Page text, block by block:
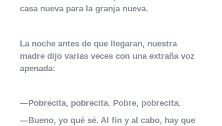
casa nueva para la granja nueva.
La noche antes de que llegaran, nuestra
madre dijo varias veces con una extraña voz
apenada:
—Pobrecita, pobrecita. Pobre, pobrecita.
—Bueno, yo qué sé. Al fin y al cabo, hay que